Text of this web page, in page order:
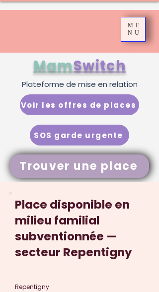
ME
NU
Trouver une place
MamSwitch
SOS garde urgente
Voir les offres de places
Plateforme de mise en relation
Place disponible en
milieu familial
subventionnée —
secteur Repentigny
Repentigny